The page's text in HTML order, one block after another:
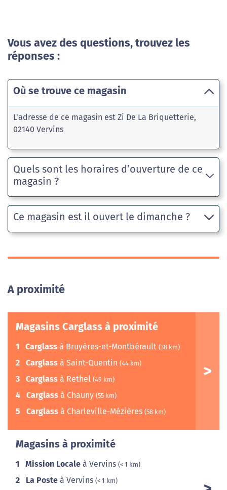
Vous avez des questions, trouvez les
réponses :
Où se trouve ce magasin
L'adresse de ce magasin est Zi De La Briquetterie,
02140 Vervins
Quels sont les horaires d’ouverture de ce
magasin ?
Ce magasin est il ouvert le dimanche ?
A proximité
Magasins Carglass à proximité
1 Carglass à Bruyères-et-Montbérault (38 km)
2 Carglass à Saint-Quentin (44 km)
3 Carglass à Rethel (49 km)
4 Carglass à Chauny (55 km)
5 Carglass à Charleville-Mézières (58 km)
Magasins à proximité
1 Mission Locale à Vervins (< 1 km)
2 La Poste à Vervins (< 1 km)